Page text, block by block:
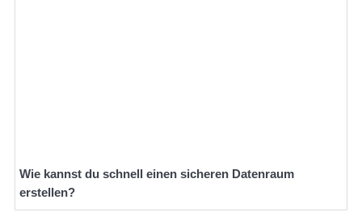
Wie kannst du schnell einen sicheren Datenraum
erstellen?